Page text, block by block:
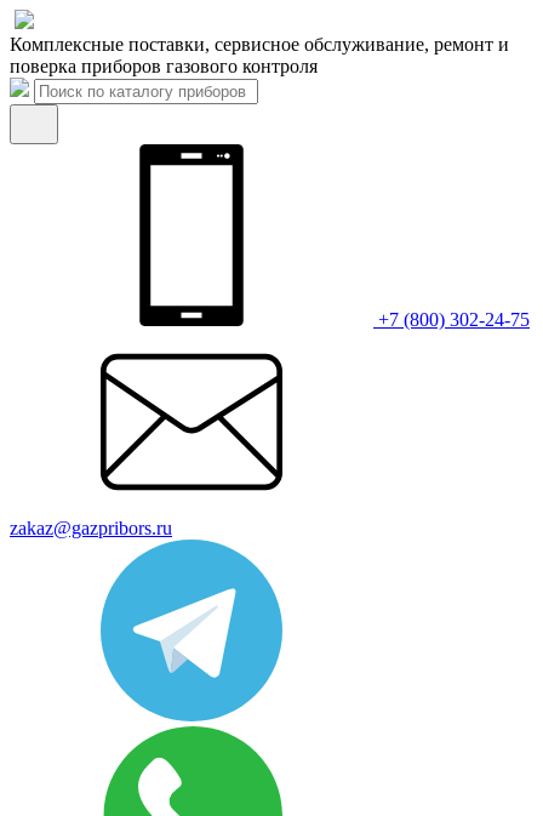
Комплексные поставки, сервисное обслуживание, ремонт и
поверка приборов газового контроля
+7 (800) 302-24-75
zakaz@gazpribors.ru